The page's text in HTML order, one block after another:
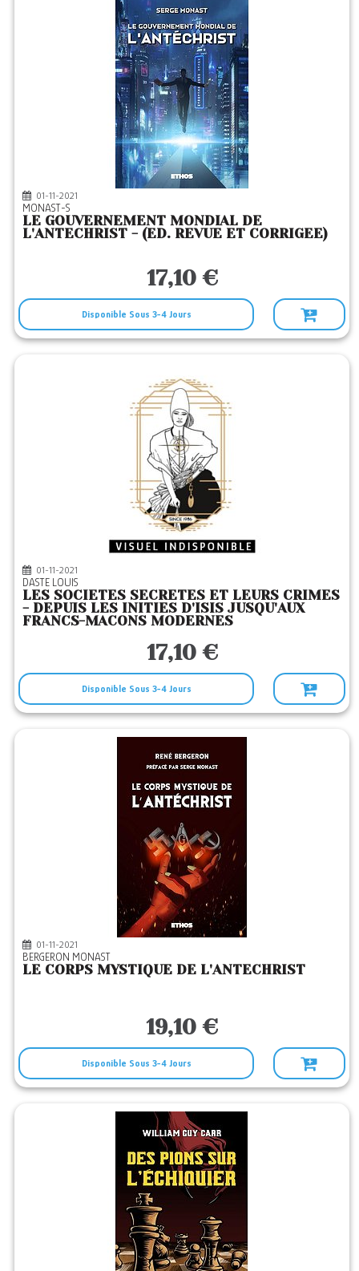
01-11-2021
MONAST-S
LE GOUVERNEMENT MONDIAL DE
L'ANTECHRIST - (ED. REVUE ET CORRIGEE)
17,10 €
Disponible Sous 3-4 Jours
01-11-2021
DASTE LOUIS
LES SOCIETES SECRETES ET LEURS CRIMES
- DEPUIS LES INITIES D'ISIS JUSQU'AUX
FRANCS-MACONS MODERNES
17,10 €
Disponible Sous 3-4 Jours
01-11-2021
BERGERON MONAST
LE CORPS MYSTIQUE DE L'ANTECHRIST
19,10 €
Disponible Sous 3-4 Jours